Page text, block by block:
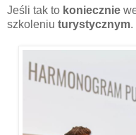
Jeśli tak to koniecznie
szkoleniu turystycznym.